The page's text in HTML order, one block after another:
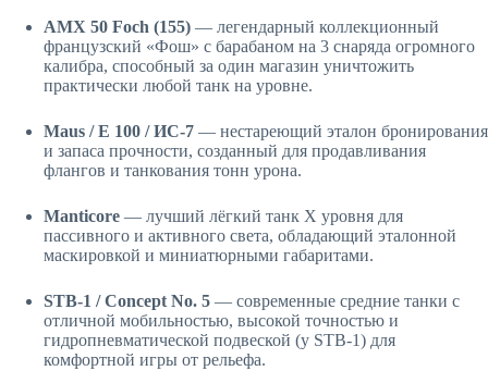
AMX 50 Foch (155) — легендарный коллекционный
французский «Фош» с барабаном на 3 снаряда огромного
калибра, способный за один магазин уничтожить
практически любой танк на уровне.
Maus / E 100 / ИС-7 — нестареющий эталон бронирования
и запаса прочности, созданный для продавливания
флангов и танкования тонн урона.
Manticore — лучший лёгкий танк X уровня для
пассивного и активного света, обладающий эталонной
маскировкой и миниатюрными габаритами.
STB-1 / Concept No. 5 — современные средние танки с
отличной мобильностью, высокой точностью и
гидропневматической подвеской (у STB-1) для
комфортной игры от рельефа.